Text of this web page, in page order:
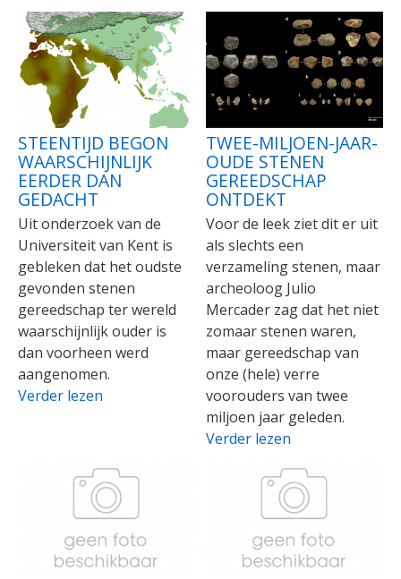
STEENTIJD BEGON
WAARSCHIJNLIJK
EERDER DAN
GEDACHT
Uit onderzoek van de
Universiteit van Kent is
gebleken dat het oudste
gevonden stenen
gereedschap ter wereld
waarschijnlijk ouder is
dan voorheen werd
aangenomen.
Verder lezen
TWEE-MILJOEN-JAAR-
OUDE STENEN
GEREEDSCHAP
ONTDEKT
Voor de leek ziet dit er uit
als slechts een
verzameling stenen, maar
archeoloog Julio
Mercader zag dat het niet
zomaar stenen waren,
maar gereedschap van
onze (hele) verre
voorouders van twee
miljoen jaar geleden.
Verder lezen